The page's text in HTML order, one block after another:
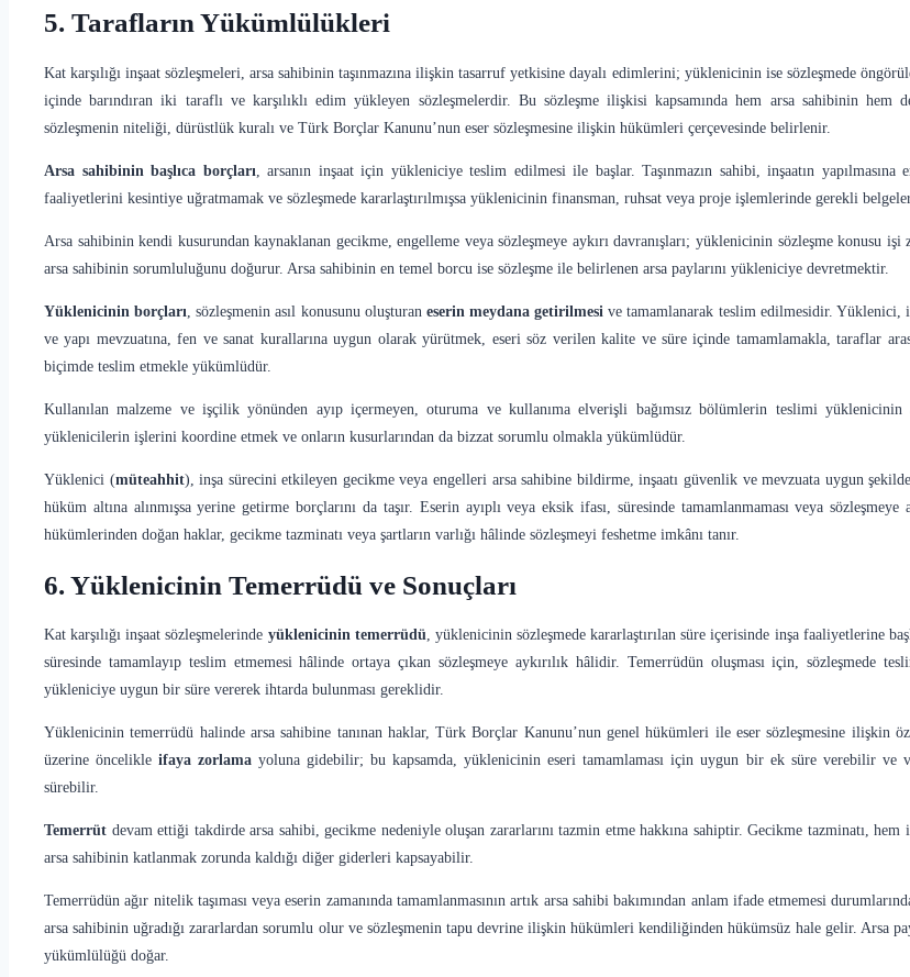
5. Tarafların Yükümlülükleri
Kat karşılığı inşaat sözleşmeleri, arsa sahibinin taşınmazına ilişkin tasarruf yetkisine dayalı edimlerini; yüklenicinin ise sözleşmede
içinde barındıran iki taraflı ve karşılıklı edim yükleyen sözleşmelerdir. Bu sözleşme ilişkisi kapsamında hem arsa sahibinin
sözleşmenin niteliği, dürüstlük kuralı ve Türk Borçlar Kanunu’nun eser sözleşmesine ilişkin hükümleri çerçevesinde belirlenir.
Arsa sahibinin başlıca borçları , arsanın inşaat için yükleniciye teslim edilmesi ile başlar. Taşınmazın sahibi, inşaatın
faaliyetlerini kesintiye uğratmamak ve sözleşmede kararlaştırılmışsa yüklenicinin finansman, ruhsat veya proje işlemlerinde gerekli
Arsa sahibinin kendi kusurundan kaynaklanan gecikme, engelleme veya sözleşmeye aykırı davranışları; yüklenicinin sözleşme konusu
arsa sahibinin sorumluluğunu doğurur. Arsa sahibinin en temel borcu ise sözleşme ile belirlenen arsa paylarını yükleniciye devretmektir.
Yüklenicinin borçları , sözleşmenin asıl konusunu oluşturan eserin meydana getirilmesi ve tamamlanarak teslim edilmesidir. Yüklenici,
ve yapı mevzuatına, fen ve sanat kurallarına uygun olarak yürütmek, eseri söz verilen kalite ve süre içinde tamamlamakla, taraflar
biçimde teslim etmekle yükümlüdür.
Kullanılan malzeme ve işçilik yönünden ayıp içermeyen, oturuma ve kullanıma elverişli bağımsız bölümlerin teslimi
yüklenicilerin işlerini koordine etmek ve onların kusurlarından da bizzat sorumlu olmakla yükümlüdür.
Yüklenici (müteahhit), inşa sürecini etkileyen gecikme veya engelleri arsa sahibine bildirme, inşaatı güvenlik ve mevzuata uygun
hüküm altına alınmışsa yerine getirme borçlarını da taşır. Eserin ayıplı veya eksik ifası, süresinde tamamlanmaması veya
hükümlerinden doğan haklar, gecikme tazminatı veya şartların varlığı hâlinde sözleşmeyi feshetme imkânı tanır.
6. Yüklenicinin Temerrüdü ve Sonuçları
Kat karşılığı inşaat sözleşmelerinde yüklenicinin temerrüdü, yüklenicinin sözleşmede kararlaştırılan süre içerisinde inşa faaliyetlerine
süresinde tamamlayıp teslim etmemesi hâlinde ortaya çıkan sözleşmeye aykırılık hâlidir. Temerrüdün oluşması için, sözleşmede
yükleniciye uygun bir süre vererek ihtarda bulunması gereklidir.
Yüklenicinin temerrüdü halinde arsa sahibine tanınan haklar, Türk Borçlar Kanunu’nun genel hükümleri ile eser sözleşmesine ilişkin
üzerine öncelikleifaya zorlama yoluna gidebilir; bu kapsamda, yüklenicinin eseri tamamlaması için uygun bir ek süre verebilir ve
sürebilir.
Temerrüt devam ettiği takdirde arsa sahibi, gecikme nedeniyle oluşan zararlarını tazmin etme hakkına sahiptir. Gecikme tazminatı, hem
arsa sahibinin katlanmak zorunda kaldığı diğer giderleri kapsayabilir.
Temerrüdün ağır nitelik taşıması veya eserin zamanında tamamlanmasının artık arsa sahibi bakımından anlam ifade etmemesi
arsa sahibinin uğradığı zararlardan sorumlu olur ve sözleşmenin tapu devrine ilişkin hükümleri kendiliğinden hükümsüz hale gelir. Arsa
yükümlülüğü doğar.